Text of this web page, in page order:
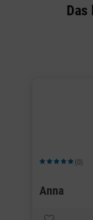
Das
Durchschnittliche
(0)
Anna